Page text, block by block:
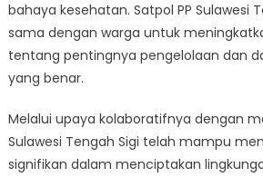
bahaya kesehatan. Satpol PP Sulawesi
sama dengan warga untuk
tentang pentingnya pengelolaan dan
yang benar.
Melalui upaya kolaboratifnya dengan
Sulawesi Tengah Sigi telah mampu
signifikan dalam menciptakan